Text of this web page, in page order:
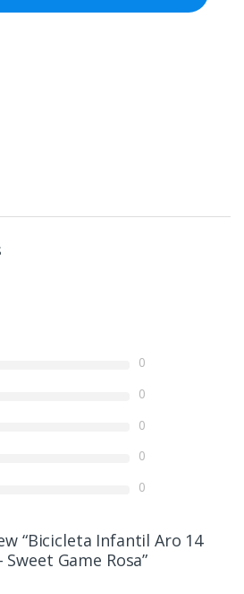
0
0
0
0
0
“Bicicleta Infantil Aro 14
Game Rosa”